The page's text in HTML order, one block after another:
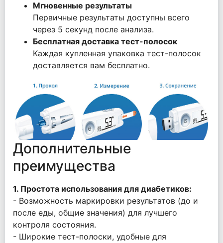
Мгновенные результаты
Первичные результаты доступны всего
через 5 секунд после анализа.
Бесплатная доставка тест-полосок
Каждая купленная упаковка тест-полосок
доставляется вам бесплатно.
Дополнительные
преимущества
1. Простота использования для диабетиков:
- Возможность маркировки результатов (до и
после еды, общие значения) для лучшего
контроля состояния.
- Широкие тест-полоски, удобные для